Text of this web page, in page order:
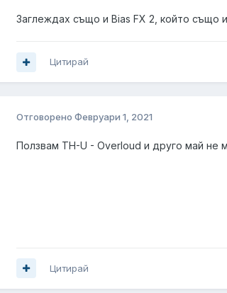
Заглеждах също и Bias FX 2, който също
Цитирай
Отговорено Февруари 1, 2021
Ползвам TH-U - Overloud и друго май не
Цитирай